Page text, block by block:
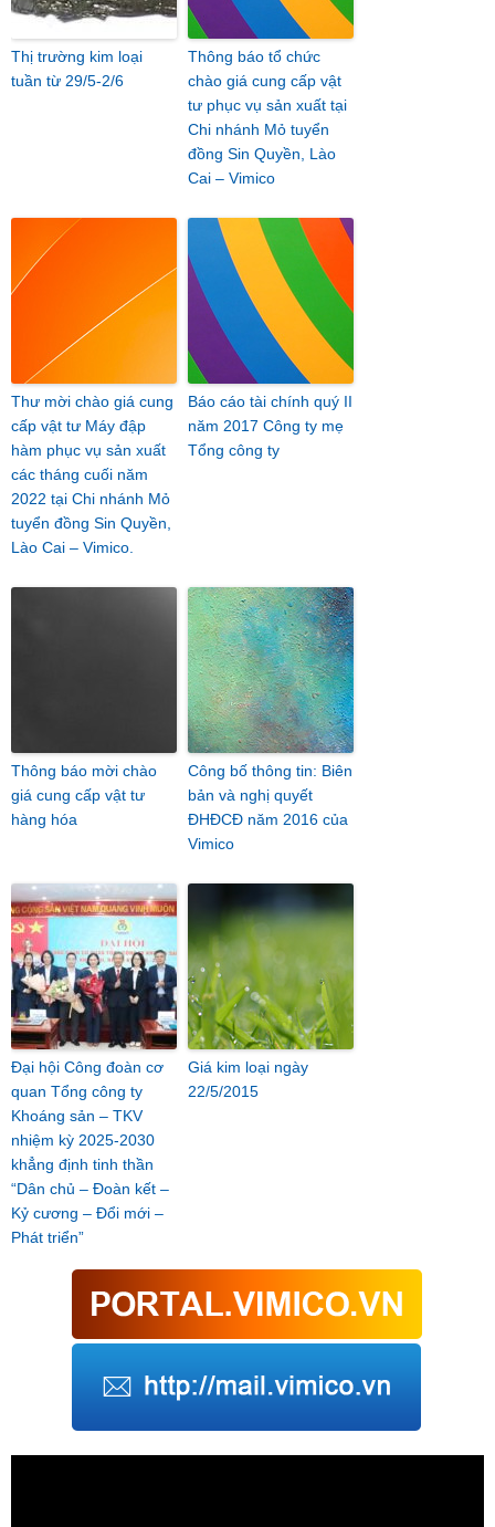
Thị trường kim loại
tuần từ 29/5-2/6
Thông báo tổ chức
chào giá cung cấp vật
tư phục vụ sản xuất tại
Chi nhánh Mỏ tuyển
đồng Sin Quyền, Lào
Cai – Vimico
Thư mời chào giá cung
cấp vật tư Máy đập
hàm phục vụ sản xuất
các tháng cuối năm
2022 tại Chi nhánh Mỏ
tuyển đồng Sin Quyền,
Lào Cai – Vimico.
Báo cáo tài chính quý II
năm 2017 Công ty mẹ
Tổng công ty
Thông báo mời chào
giá cung cấp vật tư
hàng hóa
Công bố thông tin: Biên
bản và nghị quyết
ĐHĐCĐ năm 2016 của
Vimico
Đại hội Công đoàn cơ
quan Tổng công ty
Khoáng sản – TKV
nhiệm kỳ 2025-2030
khẳng định tinh thần
“Dân chủ – Đoàn kết –
Kỷ cương – Đổi mới –
Phát triển”
Giá kim loại ngày
22/5/2015